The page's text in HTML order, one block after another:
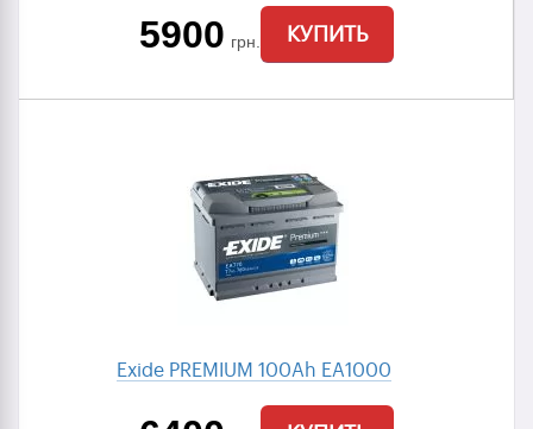
5900 грн. КУПИТЬ
Exide PREMIUM 100Ah EA1000